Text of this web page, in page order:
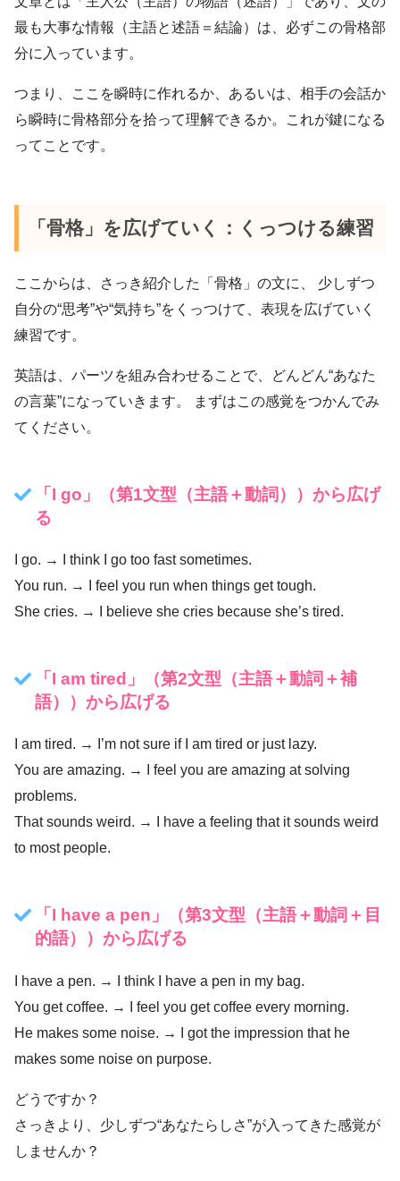
最も大事な情報（主語と述語＝結論）は、必ずこの骨格部
分に入っています。
つまり、ここを瞬時に作れるか、あるいは、相手の会話か
ら瞬時に骨格部分を拾って理解できるか。これが鍵になる
ってことです。
「骨格」を広げていく：くっつける練習
ここからは、さっき紹介した「骨格」の文に、 少しずつ
自分の“思考”や“気持ち”をくっつけて、表現を広げていく
練習です。
英語は、パーツを組み合わせることで、どんどん“あなた
の言葉”になっていきます。 まずはこの感覚をつかんでみ
てください。
「I go」（第1文型（主語＋動詞））から広げ
る
I go. → I think I go too fast sometimes.
You run. → I feel you run when things get tough.
She cries. → I believe she cries because she’s tired.
「I am tired」（第2文型（主語＋動詞＋補
語））から広げる
I am tired. → I’m not sure if I am tired or just lazy.
You are amazing. → I feel you are amazing at solving
problems.
That sounds weird. → I have a feeling that it sounds weird
to most people.
「I have a pen」（第3文型（主語＋動詞＋目
的語））から広げる
I have a pen. → I think I have a pen in my bag.
You get coffee. → I feel you get coffee every morning.
He makes some noise. → I got the impression that he
makes some noise on purpose.
どうですか？
さっきより、少しずつ“あなたらしさ”が入ってきた感覚が
しませんか？